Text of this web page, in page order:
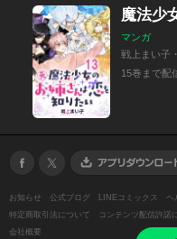
マンガ
戦上まい子
15巻まで配
お知らせ 公式ブログ LINEコミックス ヘ
特定商取引法について
コンテンツ配信許諾
会社概要